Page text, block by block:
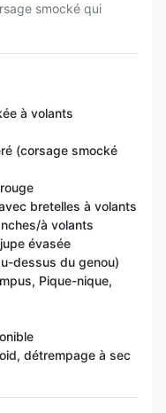
smocké qui
à volants
(corsage smocké
bretelles à volants
à volants
évasée
dessus du genou)
Pique-nique,
détrempage à sec